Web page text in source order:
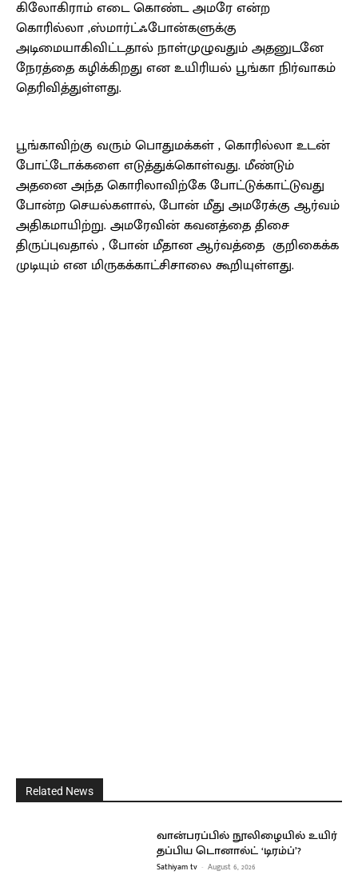
கிலோகிராம் எடை கொண்ட அமரே என்ற
கொரில்லா ,ஸ்மார்ட்ஃபோன்களுக்கு
அடிமையாகிவிட்டதால் நாள்முழுவதும் அதனுடனே
நேரத்தை கழிக்கிறது என உயிரியல் பூங்கா நிர்வாகம்
தெரிவித்துள்ளது.
பூங்காவிற்கு வரும் பொதுமக்கள் , கொரில்லா உடன்
போட்டோக்களை எடுத்துக்கொள்வது. மீண்டும்
அதனை அந்த கொரிலாவிற்கே போட்டுக்காட்டுவது
போன்ற செயல்களால், போன் மீது அமரேக்கு ஆர்வம்
அதிகமாயிற்று. அமரேவின் கவனத்தை திசை
திருப்புவதால் , போன் மீதான ஆர்வத்தை குறிகைக்க
முடியும் என மிருகக்காட்சிசாலை கூறியுள்ளது.
Related News
வான்பரப்பில் நூலிழையில் உயிர்
தப்பிய டொனால்ட் ‘டிரம்ப்’?
Sathiyam tv - August 6, 2026